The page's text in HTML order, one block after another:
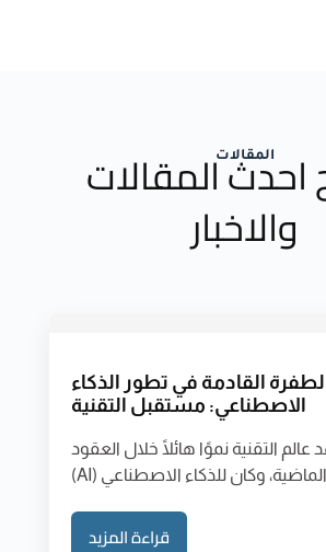
المقالاتالمقالات
والاخبار
القادمة في تطور الذكاء
الاصطناعي: مستقبل التقنية
التقنية نموًا هائلًا خلال العقود
الماضية، وكان للذكاء الاصطناعي (AI)
قراءة المزيد